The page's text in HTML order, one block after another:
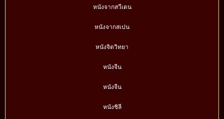
หนังจากสวีเดน
หนังจากสเปน
หนังจิตวิทยา
หนังจีน
หนังจีน
หนังชิลี